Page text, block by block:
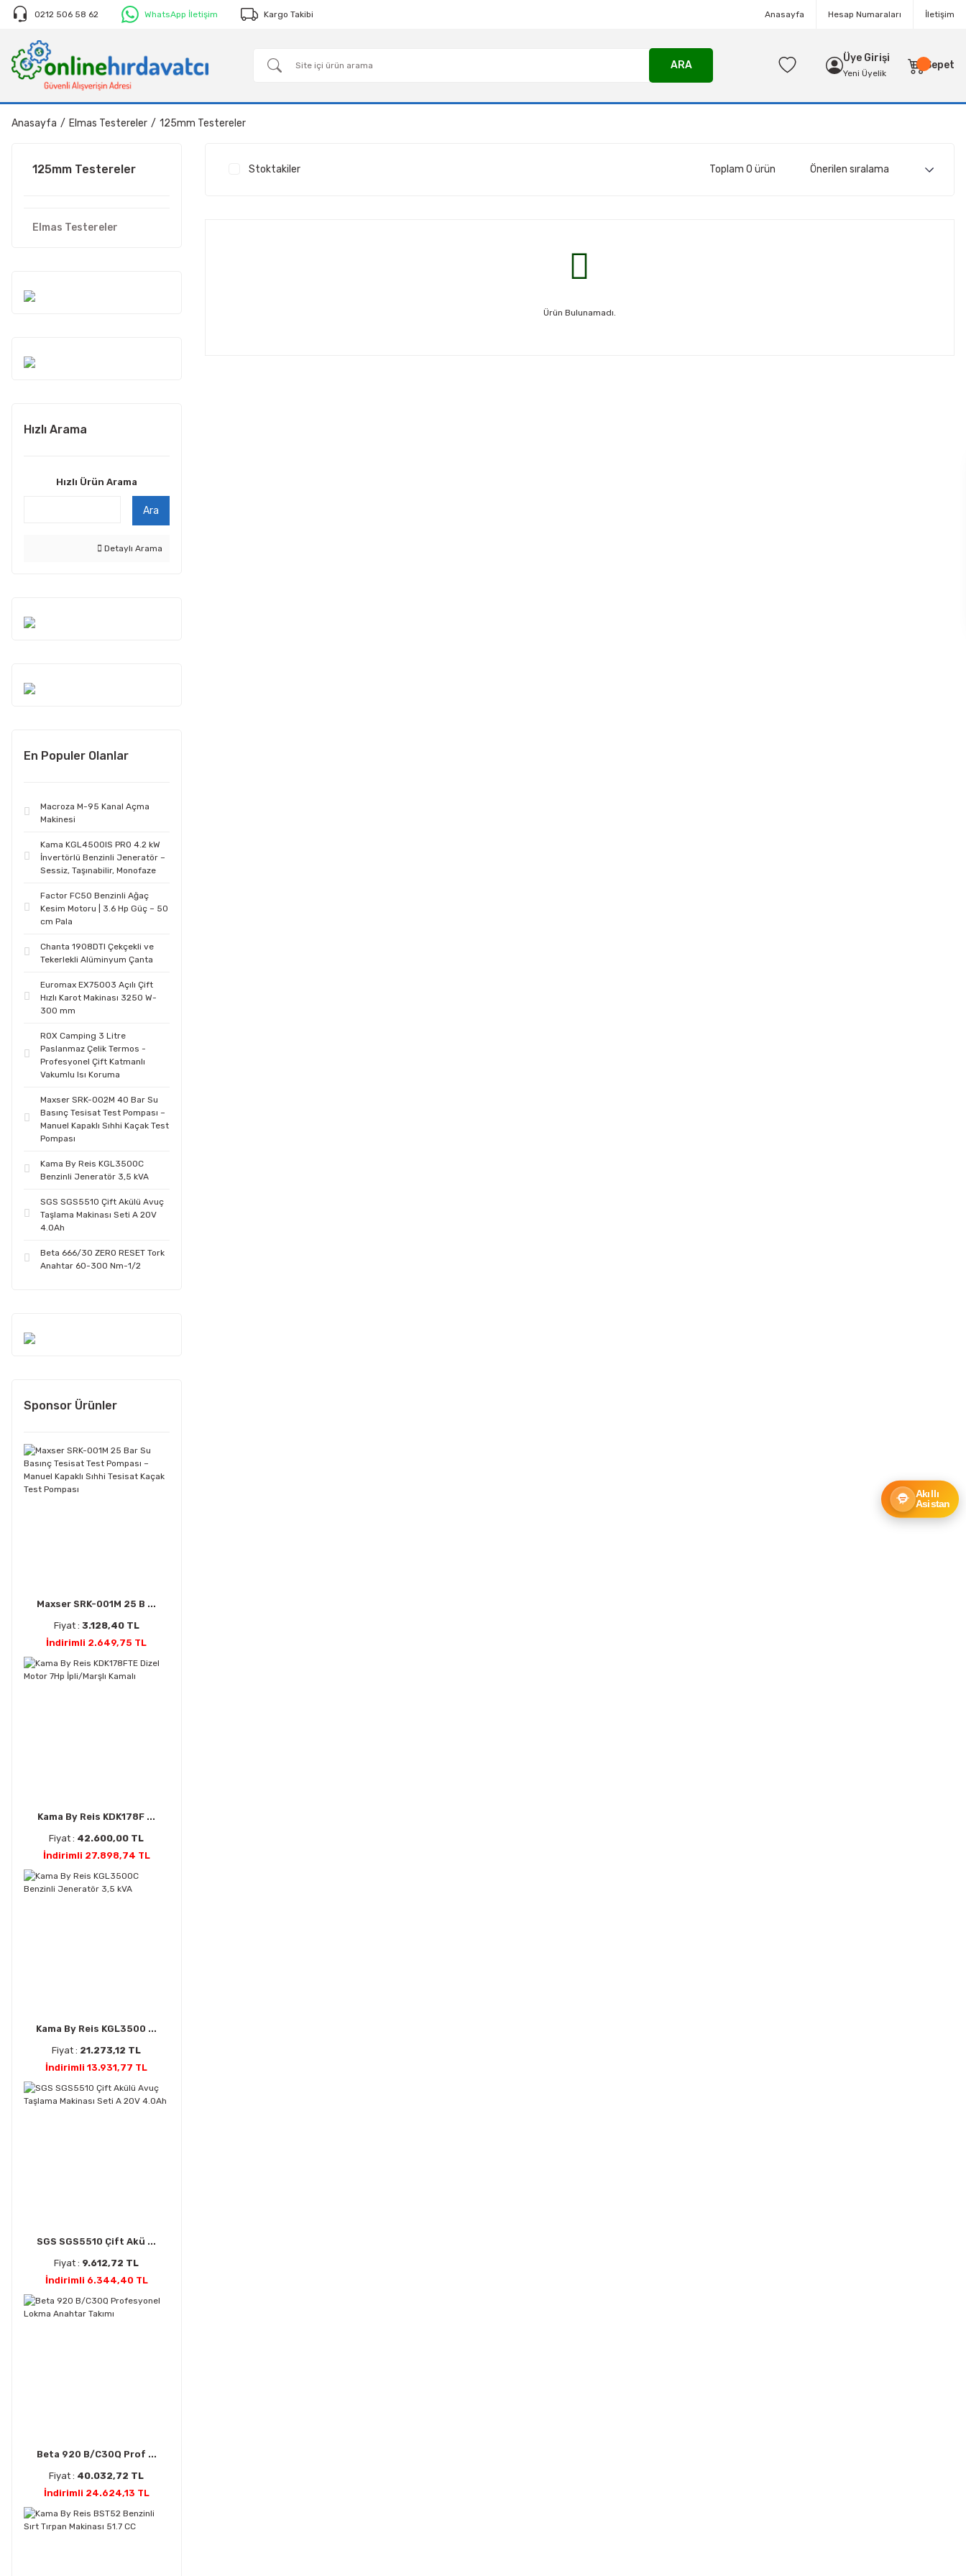
0212 506 58 62 WhatsApp İletişim Kargo Takibi Anasayfa Hesap Numaraları İletişim
ARA
Üye Girişi
Yeni Üyelik
Sepet
Anasayfa Elmas Testereler 125mm Testereler
125mm Testereler
Elmas Testereler
Hızlı Arama
Hızlı Ürün Arama
Ara
Detaylı Arama
En Populer Olanlar
Macroza M-95 Kanal Açma
Makinesi
Kama KGL4500IS PRO 4.2 kW
İnvertörlü Benzinli Jeneratör –
Sessiz, Taşınabilir, Monofaze
Factor FC50 Benzinli Ağaç
Kesim Motoru | 3.6 Hp Güç – 50
cm Pala
Chanta 1908DTI Çekçekli ve
Tekerlekli Alüminyum Çanta
Euromax EX75003 Açılı Çift
Hızlı Karot Makinası 3250 W-
300 mm
ROX Camping 3 Litre
Paslanmaz Çelik Termos -
Profesyonel Çift Katmanlı
Vakumlu Isı Koruma
Maxser SRK-002M 40 Bar Su
Basınç Tesisat Test Pompası –
Manuel Kapaklı Sıhhi Kaçak Test
Pompası
Kama By Reis KGL3500C
Benzinli Jeneratör 3,5 kVA
SGS SGS5510 Çift Akülü Avuç
Taşlama Makinası Seti A 20V
4.0Ah
Beta 666/30 ZERO RESET Tork
Anahtar 60-300 Nm-1/2
Sponsor Ürünler
Maxser SRK-001M 25 B ...
Fiyat : 3.128,40 TL
İndirimli 2.649,75 TL
Kama By Reis KDK178F ...
Fiyat : 42.600,00 TL
İndirimli 27.898,74 TL
Kama By Reis KGL3500 ...
Fiyat : 21.273,12 TL
İndirimli 13.931,77 TL
SGS SGS5510 Çift Akü ...
Fiyat : 9.612,72 TL
İndirimli 6.344,40 TL
Beta 920 B/C30Q Prof ...
Fiyat : 40.032,72 TL
İndirimli 24.624,13 TL
Stoktakiler Toplam 0 ürün
Ürün Bulunamadı.
Akıllı
Asistan